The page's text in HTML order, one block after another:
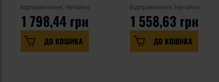
Woodland
Відправлення: Негайно
1 798,44 грн
ДО КОШИКА
Відправлення: Негайно
1 558,63 грн
ДО КОШИКА